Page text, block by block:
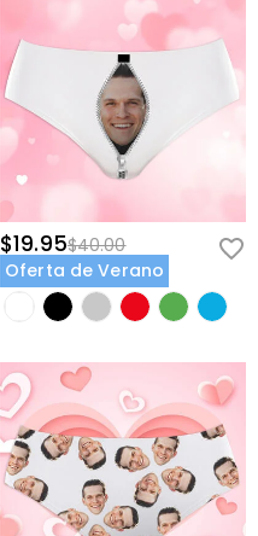
$19.95$40.00
Oferta de Verano